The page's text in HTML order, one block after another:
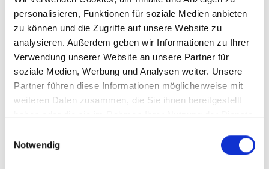
personalisieren, Funktionen für soziale Medien anbieten
zu können und die Zugriffe auf unsere Website zu
analysieren. Außerdem geben wir Informationen zu Ihrer
Verwendung unserer Website an unsere Partner für
soziale Medien, Werbung und Analysen weiter. Unsere
Partner führen diese Informationen möglicherweise mit
weiteren Daten zusammen, die Sie ihnen bereitgestellt
haben oder die sie im Rahmen Ihrer Nutzung der Dienste
Notwendig